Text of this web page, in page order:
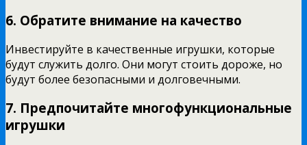
6. Обратите внимание на качество
Инвестируйте в качественные игрушки, которые
будут служить долго. Они могут стоить дороже, но
будут более безопасными и долговечными.
7. Предпочитайте многофункциональные
игрушки